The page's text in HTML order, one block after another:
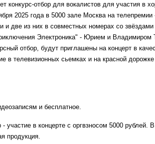
конкурс-отбор для вокалистов для участия в
2025 года в 5000 зале Москва на
и две из них в совместных номерах со
Электроника" - Юрием и
отбор, будут приглашены на концерт в
в телевизионных сьемках и на красной
и бесплатное.
участие в концерте с оргвзносом 5000 рублей.
продукция.